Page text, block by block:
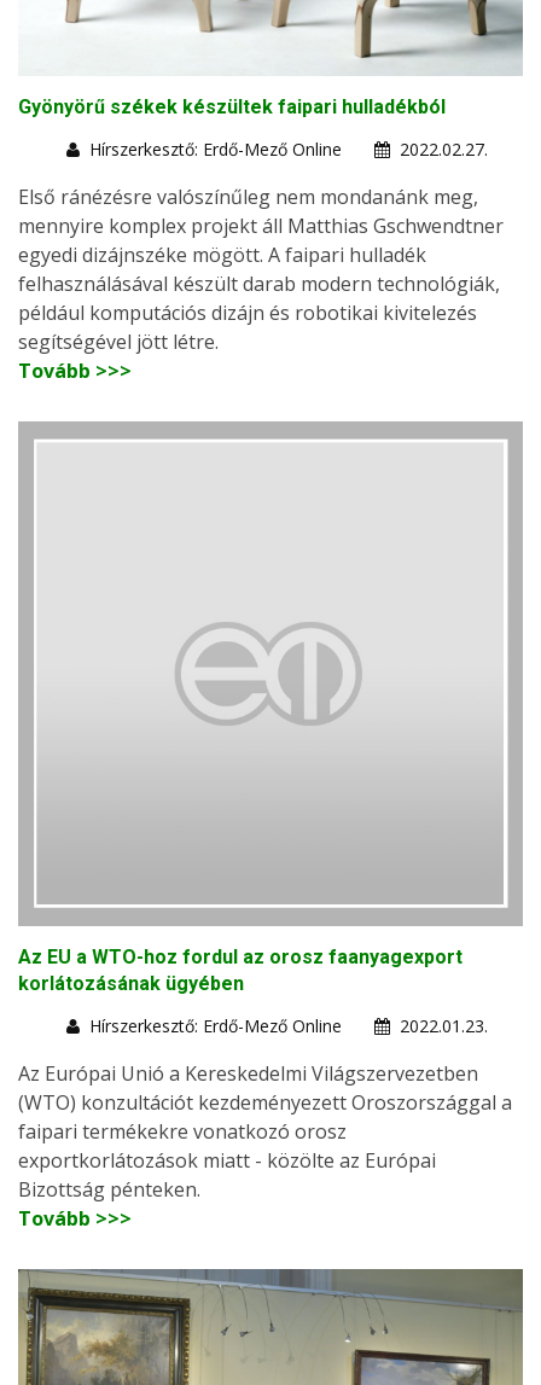
Gyönyörű székek készültek faipari hulladékból
Hírszerkesztő: Erdő-Mező Online
2022.02.27.
Első ránézésre valószínűleg nem mondanánk meg,
mennyire komplex projekt áll Matthias Gschwendtner
egyedi dizájnszéke mögött. A faipari hulladék
felhasználásával készült darab modern technológiák,
például komputációs dizájn és robotikai kivitelezés
segítségével jött létre.
Tovább >>>
Az EU a WTO-hoz fordul az orosz faanyagexport
korlátozásának ügyében
Hírszerkesztő: Erdő-Mező Online
2022.01.23.
Az Európai Unió a Kereskedelmi Világszervezetben
(WTO) konzultációt kezdeményezett Oroszországgal a
faipari termékekre vonatkozó orosz
exportkorlátozások miatt - közölte az Európai
Bizottság pénteken.
Tovább >>>